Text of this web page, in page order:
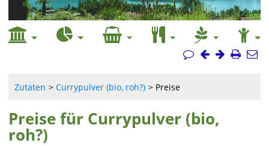
Zutaten Currypulver (bio, roh?) Preise
Preise für Currypulver (bio,
roh?)